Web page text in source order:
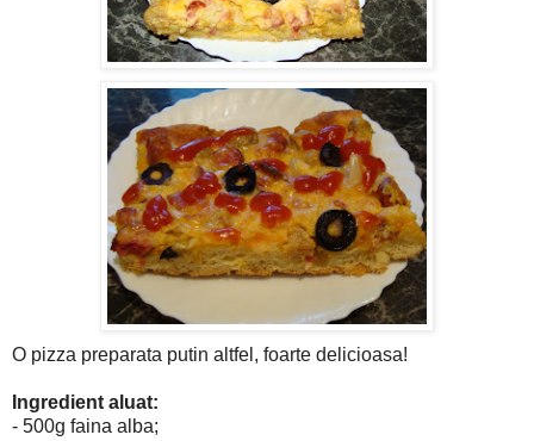
O pizza preparata putin altfel, foarte delicioasa!
Ingredient aluat:
- 500g faina alba;